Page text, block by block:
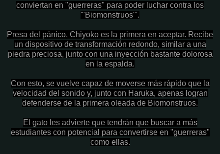
conviertan en "guerreras" para poder luchar contra los
'"Biomonstruos"'.
Presa del pánico, Chiyoko es la primera en aceptar. Recibe
un dispositivo de transformación redondo, similar a una
piedra preciosa, junto con una inyección bastante dolorosa
en la espalda.
Con esto, se vuelve capaz de moverse más rápido que la
velocidad del sonido y, junto con Haruka, apenas logran
defenderse de la primera oleada de Biomonstruos.
El gato les advierte que tendrán que buscar a más
estudiantes con potencial para convertirse en "guerreras"
como ellas.